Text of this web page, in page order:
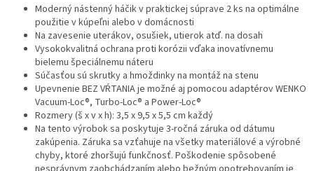
Moderný nástenný háčik v praktickej súprave 2 ks na optimálne
použitie v kúpeľni alebo v domácnosti
Na zavesenie uterákov, osušiek, utierok atď. na dosah
Vysokokvalitná ochrana proti korózii vďaka inovatívnemu
bielemu špeciálnemu náteru
Súčasťou sú skrutky a hmoždinky na montáž na stenu
Upevnenie BEZ VŔTANIA je možné aj pomocou adaptérov WENKO
Vacuum-Loc®, Turbo-Loc® a Power-Loc®
Rozmery (š x v x h): 3,5 x 9,5 x 5,5 cm každý
Na tento výrobok sa poskytuje 3-ročná záruka od dátumu
zakúpenia. Záruka sa vzťahuje na všetky materiálové a výrobné
chyby, ktoré zhoršujú funkčnosť. Poškodenie spôsobené